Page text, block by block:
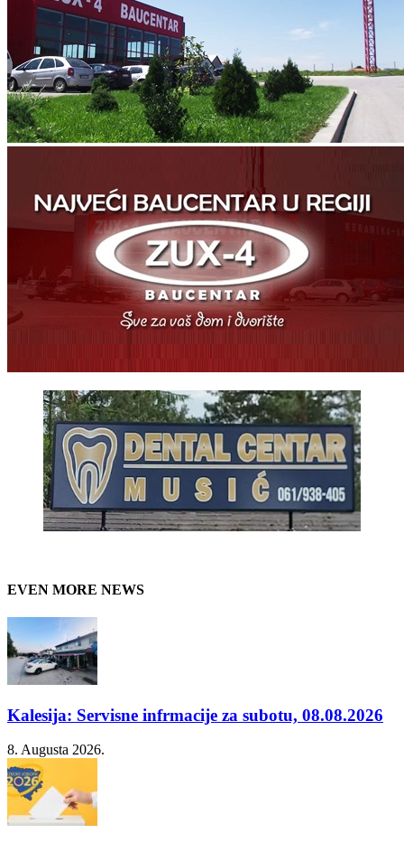
EVEN MORE NEWS
Kalesija: Servisne infrmacije za subotu, 08.08.2026
8. Augusta 2026.